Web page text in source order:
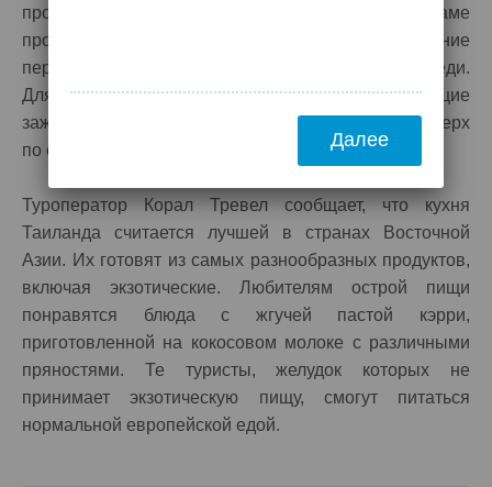
Далее
прошагать более 300 ступеней вверх. В храме
проводятся буддийские праздники. Это рождение
первого Будды и дата годовщины первой проповеди.
Для того, чтобы отметить эти даты, верующие
зажигают свечи и с ними в руках поднимаются вверх
по ступеням.
Туроператор Корал Тревел сообщает, что кухня
Таиланда считается лучшей в странах Восточной
Азии. Их готовят из самых разнообразных продуктов,
включая экзотические. Любителям острой пищи
понравятся блюда с жгучей пастой кэрри,
приготовленной на кокосовом молоке с различными
пряностями. Те туристы, желудок которых не
принимает экзотическую пищу, смогут питаться
нормальной европейской едой.